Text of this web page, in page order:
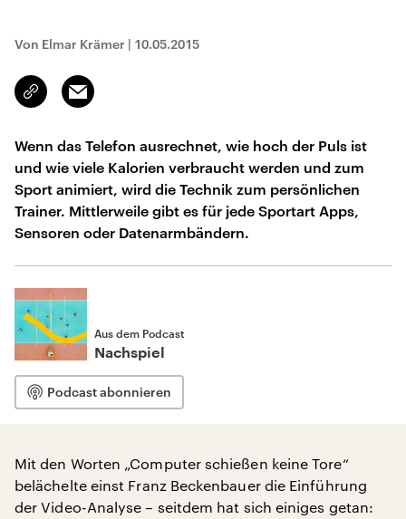
Von Elmar Krämer | 10.05.2015
Link
kopieren/teilen
Email
Wenn das Telefon ausrechnet, wie hoch der Puls ist
und wie viele Kalorien verbraucht werden und zum
Sport animiert, wird die Technik zum persönlichen
Trainer. Mittlerweile gibt es für jede Sportart Apps,
Sensoren oder Datenarmbändern.
Aus dem Podcast
Nachspiel
Podcast abonnieren
Mit den Worten „Computer schießen keine Tore“
belächelte einst Franz Beckenbauer die Einführung
der Video-Analyse – seitdem hat sich einiges getan: